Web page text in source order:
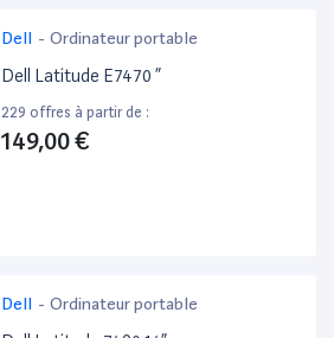
Dell - Ordinateur portable
Dell Latitude E7470 ”
229 offres à partir de :
149,00 €
Dell - Ordinateur portable